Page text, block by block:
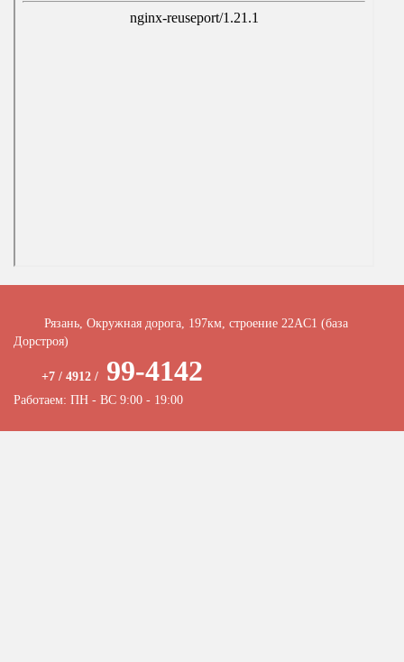
Рязань, Окружная дорога, 197км, строение 22АC1 (база
Дорстроя)
+7 / 4912 / 99-4142
Работаем: ПН - ВС 9:00 - 19:00